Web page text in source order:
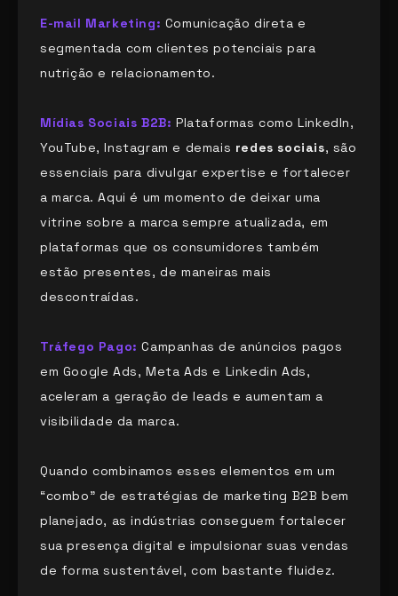
E-mail Marketing: Comunicação direta e
segmentada com clientes potenciais para
nutrição e relacionamento.
Mídias Sociais B2B: Plataformas como LinkedIn,
YouTube, Instagram e demais redes sociais, são
essenciais para divulgar expertise e fortalecer
a marca. Aqui é um momento de deixar uma
vitrine sobre a marca sempre atualizada, em
plataformas que os consumidores também
estão presentes, de maneiras mais
descontraídas.
Tráfego Pago:Campanhas de anúncios pagos
em Google Ads, Meta Ads e Linkedin Ads,
aceleram a geração de leads e aumentam a
visibilidade da marca.
Quando combinamos esses elementos em um
“combo” de estratégias de marketing B2B bem
planejado, as indústrias conseguem fortalecer
sua presença digital e impulsionar suas vendas
de forma sustentável, com bastante fluidez.